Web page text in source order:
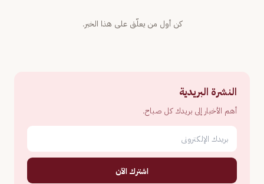
كن أول من يعلّق على هذا الخبر.
النشرة البريدية
أهم الأخبار إلى بريدك كل صباح.
اشترك الآن